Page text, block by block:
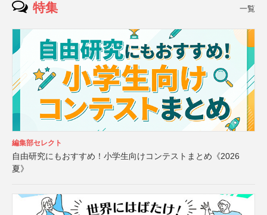
特集 一覧
編集部セレクト
自由研究にもおすすめ！小学生向けコンテストまとめ《2026
夏》